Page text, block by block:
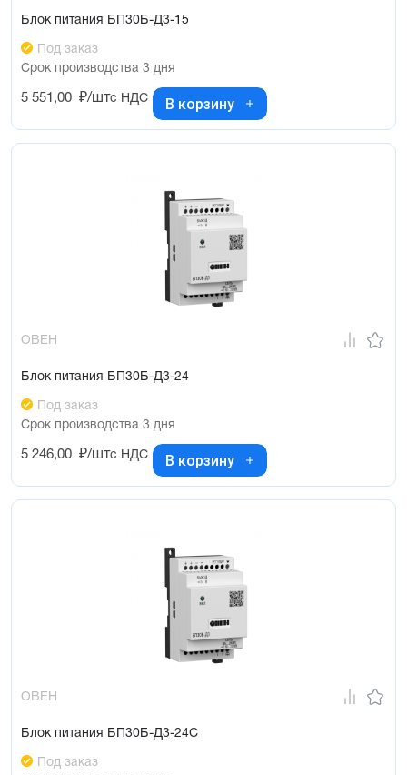
Блок питания БП30Б-Д3-15
Под заказ
Срок производства 3 дня
5 551,00 ₽/штс НДС В корзину
ОВЕН
Блок питания БП30Б-Д3-24
Под заказ
Срок производства 3 дня
5 246,00 ₽/штс НДС В корзину
ОВЕН
Блок питания БП30Б-Д3-24С
Под заказ